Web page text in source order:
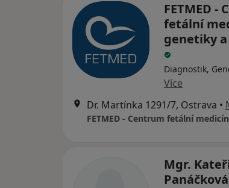
FETMED -
fetální
genetiky
Diagnostik,
Více
Dr. Martínka 1291/7, Ostrava •
Mgr.